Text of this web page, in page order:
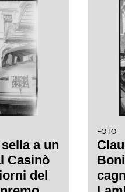
a un
Casinò
del
FOTO